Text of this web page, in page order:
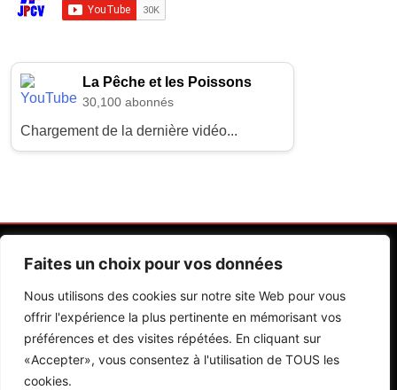
Faites un choix pour vos données
Nous utilisons des cookies sur notre site Web pour vous
offrir l'expérience la plus pertinente en mémorisant vos
préférences et des visites répétées. En cliquant sur
«Accepter», vous consentez à l'utilisation de TOUS les
cookies.
La Pêche et les Poissons
30,100 abonnés
Chargement de la dernière vidéo...
Contactez Nos Rédactions Mentions Légales